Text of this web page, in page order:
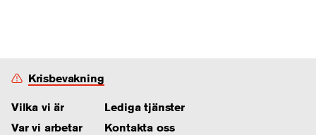
Krisbevakning
Vilka vi är
Var vi arbetar
Lediga tjänster
Kontakta oss